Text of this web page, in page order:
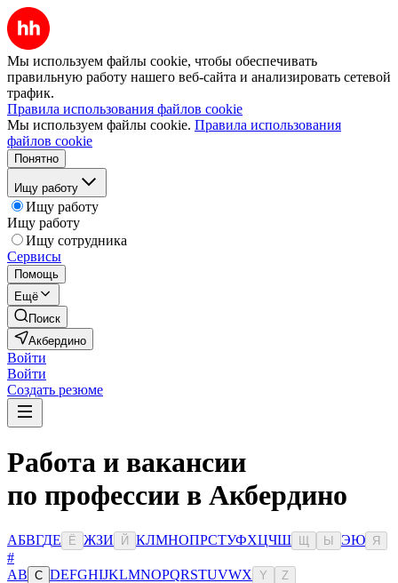
Мы используем файлы cookie, чтобы обеспечивать
правильную работу нашего веб-сайта и анализировать сетевой
трафик.
Правила использования файлов cookie
Мы используем файлы cookie. Правила использования
файлов cookie
Понятно
Ищу работу
Ищу работу
Ищу работу
Ищу сотрудника
Сервисы
Помощь
Ещё
Поиск
Акбердино
Войти
Войти
Создать резюме
Работа и вакансии
по профессии в Акбердино
АБВГДЕ Ё ЖЗИ Й КЛМНОПРСТУФХЦЧШ Ы ЭЮ Я
#
AB C DEFGHIJKLMNOPQRSTUVWX Y Z